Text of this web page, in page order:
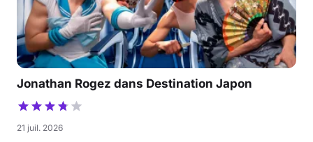
Jonathan Rogez dans Destination Japon
21 juil. 2026